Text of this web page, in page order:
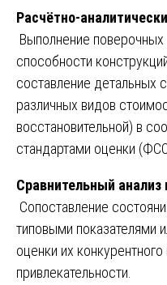
Расчётно-
Выполнение
способности
составление детальных
различных видов
восстановительной) в
стандартами оценки
Сравнительный анализ
Сопоставление
типовыми показателями
оценки их
привлекательности.